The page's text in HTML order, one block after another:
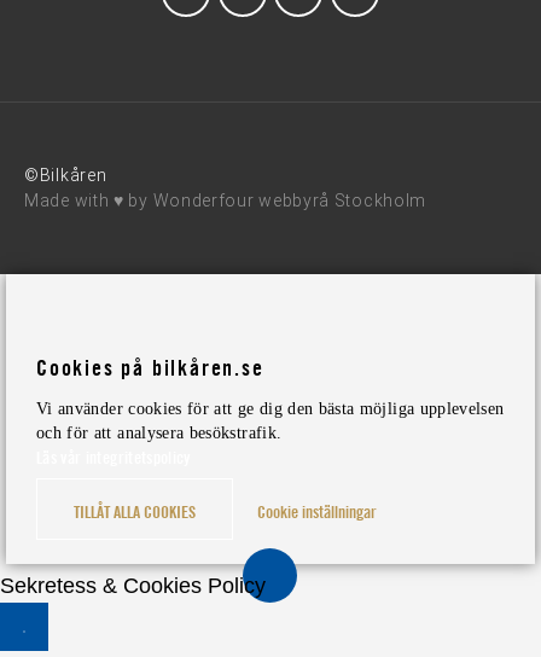
©Bilkåren
Made with ♥ by Wonderfour webbyrå Stockholm
Cookies på bilkåren.se
Vi använder cookies för att ge dig den bästa möjliga upplevelsen
och för att analysera besökstrafik.
TILLÅT ALLA COOKIES Cookie inställningar
Sekretess & Cookies Policy